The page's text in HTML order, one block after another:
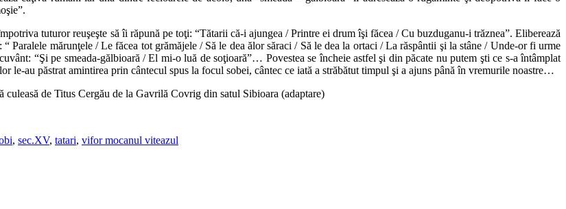
tuturor reuşeşte să îi răpună pe toţi: “Tătarii că-i ajungea / Printre ei drum îşi făcea / Cu buzduganu-i trăznea”. Eliberează
Paralele mărunţele / Le făcea tot grămăjele / Să le dea ălor săraci / Să le dea la ortaci / La răspântii şi la stâne / Unde-or fi urme
“Şi pe smeada-gălbioară / El mi-o luă de soţioară”… Povestea se încheie astfel şi din păcate nu putem şti ce s-a întâmplat
le-au păstrat amintirea prin cântecul spus la focul sobei, cântec ce iată a străbătut timpul şi a ajuns până în vremurile noastre…
de Titus Cergău de la Gavrilă Covrig din satul Sibioara (adaptare)
, sec.XV, tatari, vifor mocanul viteazul